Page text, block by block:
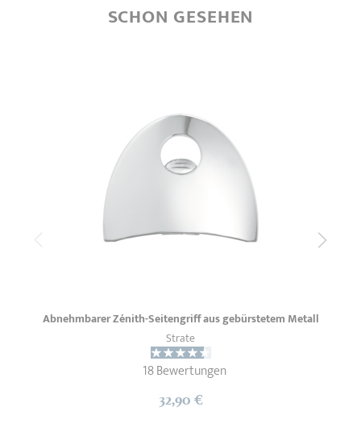
SCHON GESEHEN
Abnehmbarer Zénith-Seitengriff aus gebürstetem Metall
Strate
18 Bewertungen
32,90 €